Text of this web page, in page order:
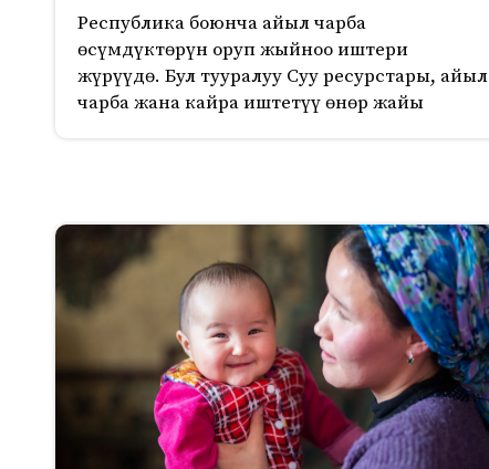
Республика боюнча айыл чарба
өсүмдүктөрүн оруп жыйноо иштери
жүрүүдө. Бул тууралуу Суу ресурстары, айыл
чарба жана кайра иштетүү өнөр жайы